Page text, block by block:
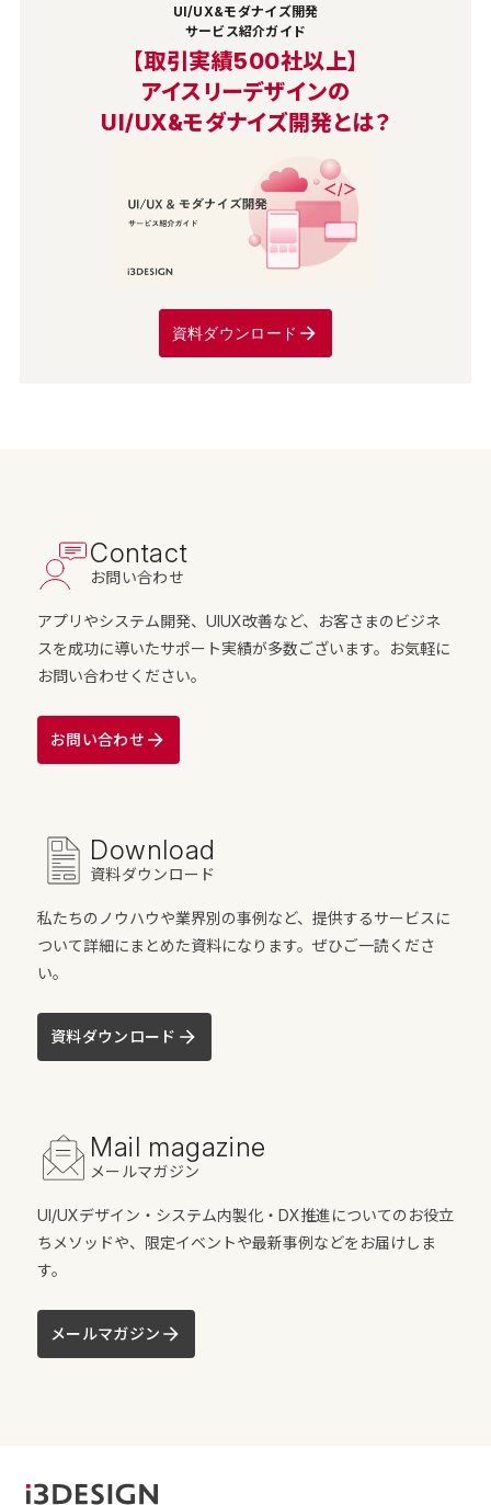
UI/UX&モダナイズ開発
サービス紹介ガイド
【取引実績500社以上】
アイスリーデザインの
UI/UX&モダナイズ開発とは？
資料ダウンロード
Contact
お問い合わせ
アプリやシステム開発、UIUX改善など、お客さまのビジネ
スを成功に導いたサポート実績が多数ございます。お気軽に
お問い合わせください。
お問い合わせ
Download
資料ダウンロード
私たちのノウハウや業界別の事例など、提供するサービスに
ついて詳細にまとめた資料になります。ぜひご一読くださ
い。
資料ダウンロード
Mail magazine
メールマガジン
UI/UXデザイン・システム内製化・DX推進についてのお役立
ちメソッドや、限定イベントや最新事例などをお届けしま
す。
メールマガジン